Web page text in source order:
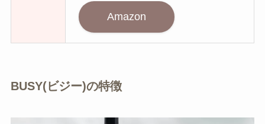
Amazon
BUSY(ビジー)の特徴